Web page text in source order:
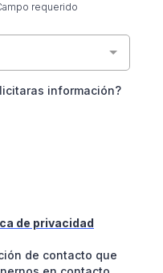
requerido
información?
de privacidad
de contacto que